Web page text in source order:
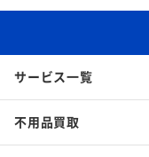
サービス一覧
不用品買取